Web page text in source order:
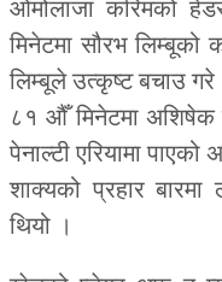
ओमोलाजा करिमको
मिनेटमा सौरभ लिम्बूको
लिम्बूले उत्कृष्ट बचाउ गरे
८१ औँ मिनेटमा अशिषेक
पेनाल्टी एरियामा
शाक्यको प्रहार बारमा
थियो ।